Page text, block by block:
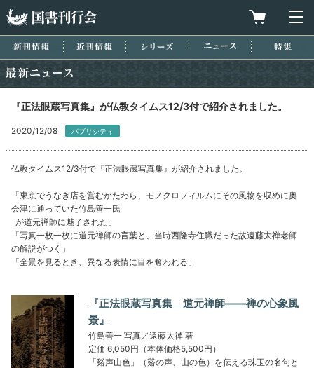
買物カゴを
新刊情報 近刊情報 シリーズ ニュース
『正法眼蔵写真集』が仏教タイムス12/3付で紹介されました。
2020/12/08 パブリシティ
仏教タイムス12/3付で『正法眼蔵写真集』が紹介されました。
「東京でうなぎ店を営むかたわら、モノクロフィルムにその風物を収めに奥
会津に通っていた竹島善一氏
が道元禅師に魅了された」
「写真一枚一枚に道元禅師の言葉と、当時西隆寺住職だった故遠藤太禅老師
の解説がつく」
「全景を見るとき、異なる表情に目を奪われる」
『正法眼蔵写真集 道元禅師――禅の心象風
景』
竹島善一 写真／遠藤太禅 著
定価 6,050円（本体価格5,500円）
「谿声山色」（谿の声、山の色）を伝える珠玉の名句と